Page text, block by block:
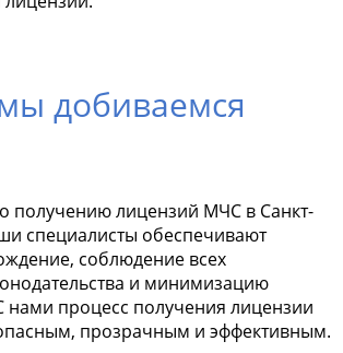
добиваемся
лицензий МЧС в Санкт-
специалисты обеспечивают
соблюдение всех
и минимизацию
нами процесс получения лицензии
прозрачным и эффективным.